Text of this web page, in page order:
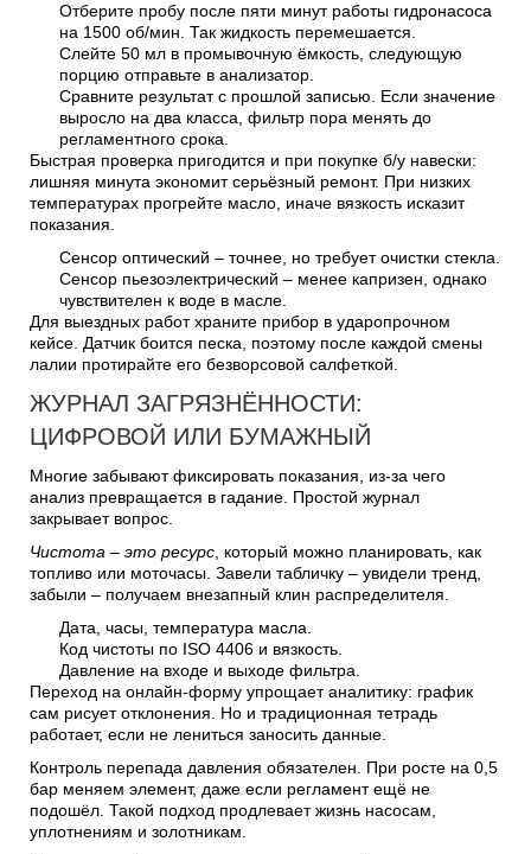
Отберите пробу после пяти минут работы гидронасоса
на 1500 об/мин. Так жидкость перемешается.
Слейте 50 мл в промывочную ёмкость, следующую
порцию отправьте в анализатор.
Сравните результат с прошлой записью. Если значение
выросло на два класса, фильтр пора менять до
регламентного срока.
Быстрая проверка пригодится и при покупке б/у навески:
лишняя минута экономит серьёзный ремонт. При низких
температурах прогрейте масло, иначе вязкость исказит
показания.
Сенсор оптический – точнее, но требует очистки стекла.
Сенсор пьезоэлектрический – менее капризен, однако
чувствителен к воде в масле.
Для выездных работ храните прибор в ударопрочном
кейсе. Датчик боится песка, поэтому после каждой смены
лалии протирайте его безворсовой салфеткой.
ЖУРНАЛ ЗАГРЯЗНЁННОСТИ:
ЦИФРОВОЙ ИЛИ БУМАЖНЫЙ
Многие забывают фиксировать показания, из-за чего
анализ превращается в гадание. Простой журнал
закрывает вопрос.
Чистота – это ресурс, который можно планировать, как
топливо или моточасы. Завели табличку – увидели тренд,
забыли – получаем внезапный клин распределителя.
Дата, часы, температура масла.
Код чистоты по ISO 4406 и вязкость.
Давление на входе и выходе фильтра.
Переход на онлайн-форму упрощает аналитику: график
сам рисует отклонения. Но и традиционная тетрадь
работает, если не лениться заносить данные.
Контроль перепада давления обязателен. При росте на 0,5
бар меняем элемент, даже если регламент ещё не
подошёл. Такой подход продлевает жизнь насосам,
уплотнениям и золотникам.